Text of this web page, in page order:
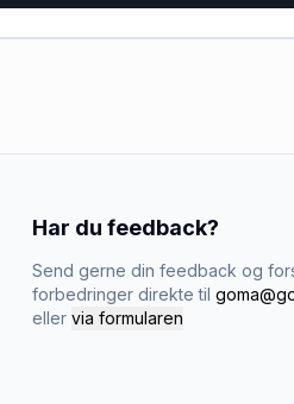
Har du feedback?
Send gerne din feedback og
forbedringer direkte til
eller via formularen